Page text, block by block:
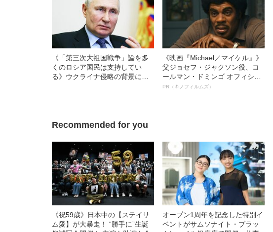
《「第三次大祖国戦争」論を多
くのロシア国民は支持してい
る》ウクライナ侵略の背景にあ
《映画『Michael／マイケル』》
父ジョセフ・ジャクソン役、コ
ールマン・ドミンゴ オフィシャ
ルインタビュー“観客を魅了した
PR（キノフィルムズ）
Recommended for you
《祝59歳》日本中の【ステイサ
ム愛】が大暴走！ “勝手に”生誕
オープン1周年を記念した特別イ
ベントがサムソナイト・ブラッ